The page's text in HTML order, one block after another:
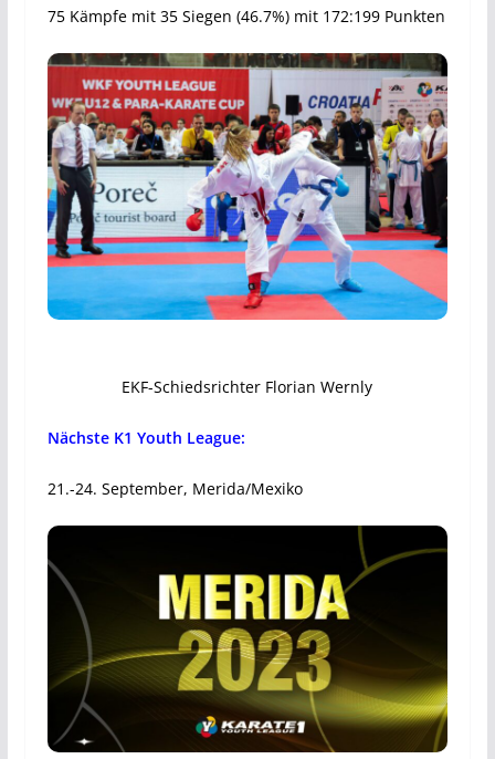
75 Kämpfe mit 35 Siegen (46.7%) mit 172:199 Punkten
EKF-Schiedsrichter Florian Wernly
Nächste K1 Youth League:
21.-24. September, Merida/Mexiko